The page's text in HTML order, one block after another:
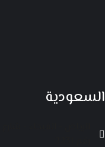
السعودية